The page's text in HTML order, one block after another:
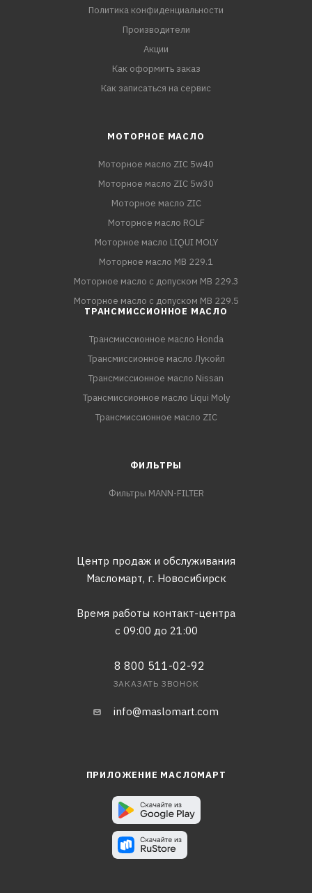
Политика конфиденциальности
Производители
Акции
Как оформить заказ
Как записаться на сервис
МОТОРНОЕ МАСЛО
Моторное масло ZIC 5w40
Моторное масло ZIC 5w30
Моторное масло ZIC
Моторное масло ROLF
Моторное масло LIQUI MOLY
Моторное масло MB 229.1
Моторное масло с допуском MB 229.3
Моторное масло с допуском MB 229.5
ТРАНСМИССИОННОЕ МАСЛО
Трансмиссионное масло Honda
Трансмиссионное масло Лукойл
Трансмиссионное масло Nissan
Трансмиссионное масло Liqui Moly
Трансмиссионное масло ZIC
ФИЛЬТРЫ
Фильтры MANN-FILTER
Центр продаж и обслуживания
Масломарт, г. Новосибирск
Время работы контакт-центра
с 09:00 до 21:00
8 800 511-02-92
ЗАКАЗАТЬ ЗВОНОК
info@maslomart.com
ПРИЛОЖЕНИЕ МАСЛОМАРТ